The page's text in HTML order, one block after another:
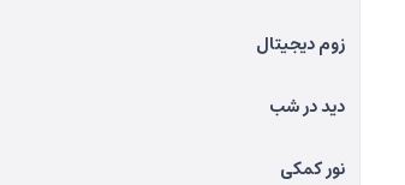
زوم دیجیتال
دید در شب
نور کمکی